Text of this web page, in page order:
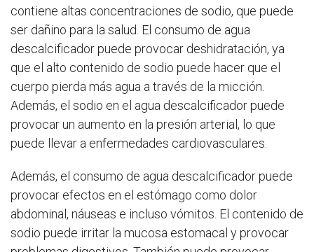
contiene altas concentraciones de sodio, que puede
ser dañino para la salud. El consumo de agua
descalcificador puede provocar deshidratación, ya
que el alto contenido de sodio puede hacer que el
cuerpo pierda más agua a través de la micción.
Además, el sodio en el agua descalcificador puede
provocar un aumento en la presión arterial, lo que
puede llevar a enfermedades cardiovasculares.
Además, el consumo de agua descalcificador puede
provocar efectos en el estómago como dolor
abdominal, náuseas e incluso vómitos. El contenido de
sodio puede irritar la mucosa estomacal y provocar